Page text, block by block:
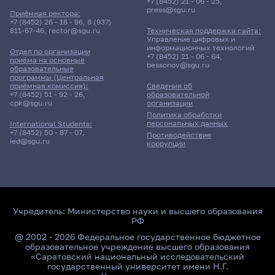
Приёмная ректора:
+7 (8452) 26 - 16 - 96, 8 (937)
811-67-46, rector@sgu.ru
Отдел по организации
приёма на основные
образовательные
программы (Центральная
приёмная комиссия):
+7 (8452) 51 - 92 - 26,
cpk@sgu.ru
International Students:
+7 (8452) 50 - 87 - 07,
ied@sgu.ru
Сведения об
образовательной
организации
Политика обработки
персональных данных
Противодействие
коррупции
press@sgu.ru
Техническая поддержка сайта:
Управление цифровых и
информационных технологий
+7 (8452) 21 - 06 - 64,
bessonov@sgu.ru
Учредитель: Министерство науки и высшего образования
РФ
@ 2002 - 2026 Федеральное государственное бюджетное
образовательное учреждение высшего образования
«Саратовский национальный исследовательский
государственный университет имени Н.Г.